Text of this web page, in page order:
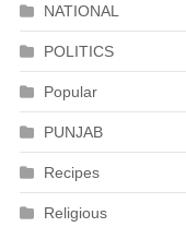
NATIONAL
POLITICS
Popular
PUNJAB
Recipes
Religious